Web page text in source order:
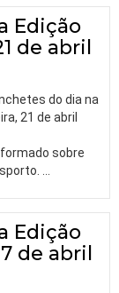
Edição
de abril
do dia na
21 de abril
sobre
Edição
de abril